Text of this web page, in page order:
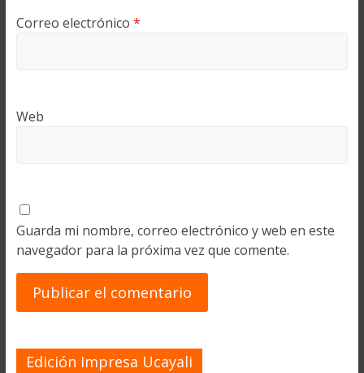
Correo electrónico *
Web
Guarda mi nombre, correo electrónico y web en este
navegador para la próxima vez que comente.
Edición Impresa Ucayali